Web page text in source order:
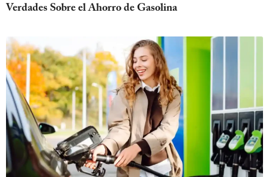
Verdades Sobre el Ahorro de Gasolina